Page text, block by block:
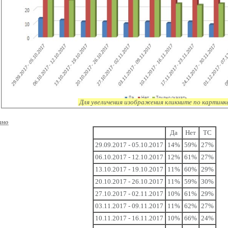
Для увеличения изображения кликните по
Да
Нет
ТС
29.09.2017 - 05.10.2017
14% 59% 27%
06.10.2017 - 12.10.2017
12% 61% 27%
13.10.2017 - 19.10.2017
11% 60% 29%
20.10.2017 - 26.10.2017
11% 59% 30%
27.10.2017 - 02.11.2017
10% 61% 29%
03.11.2017 - 09.11.2017
11% 62% 27%
10.11.2017 - 16.11.2017
10% 66% 24%